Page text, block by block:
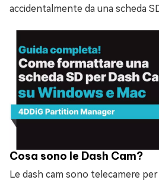
accidentalmente da una scheda
Cosa sono le Dash Cam?
Le dash cam sono telecamere